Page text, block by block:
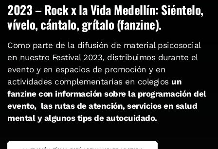
2023–Rock x la Vida Medellín: Siéntelo,
vívelo, cántalo, grítalo (fanzine).
Como parte de la difusión de material psicosocial
en nuestro Festival 2023, distribuimos durante el
evento y en espacios de promoción y en
actividades complementarias en colegios un
fanzine con información sobre la programación del
evento, las rutas de atención, servicios en salud
mental y algunos tips de autocuidado.